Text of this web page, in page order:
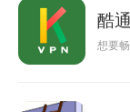
酷
想要